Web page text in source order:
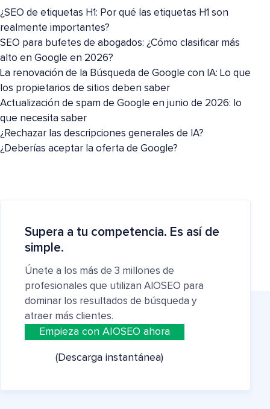
¿SEO de etiquetas H1: Por qué las etiquetas H1 son
realmente importantes?
SEO para bufetes de abogados: ¿Cómo clasificar más
alto en Google en 2026?
La renovación de la Búsqueda de Google con IA: Lo que
los propietarios de sitios deben saber
Actualización de spam de Google en junio de 2026: lo
que necesita saber
¿Rechazar las descripciones generales de IA?
¿Deberías aceptar la oferta de Google?
Supera a tu competencia. Es así de
simple.
Únete a los más de 3 millones de
profesionales que utilizan AIOSEO para
dominar los resultados de búsqueda y
atraer más clientes.
Empieza con AIOSEO ahora
(Descarga instantánea)